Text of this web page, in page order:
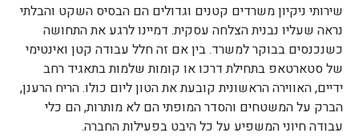
שירותי ניקיון משרדים קטנים וגדולים הם הבסיס השקט והבלתי
נראה שעליו נבנית הצלחה עסקית. דמיינו לרגע את התחושה
כשנכנסים בבוקר למשרד. בין אם זה חלל עבודה קטן ואינטימי
של סטארטאפ בתחילת דרכו או קומות שלמות בתאגיד רחב
ידיים, האווירה הראשונית קובעת את הטון ליום כולו. הריח הרענן,
הברק על המשטחים והסדר המופתי הם לא מותרות, הם כלי
עבודה חיוני המשפיע על כל היבט בפעילות החברה.